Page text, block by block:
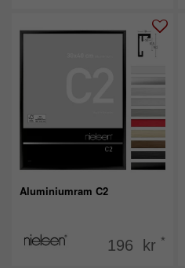
Aluminiumram C2
196 kr *